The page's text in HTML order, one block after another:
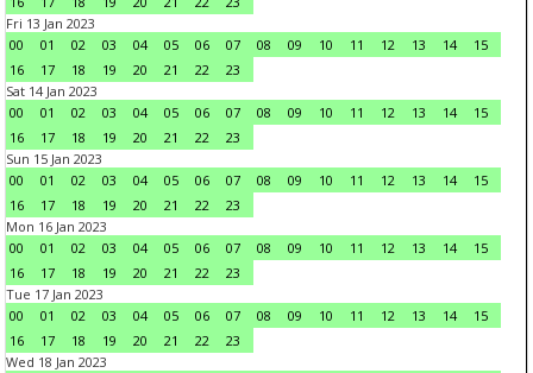
Fri 13 Jan 2023
00
01 02 03 04 05 06 07 08 09 10 11 12 13 14
15
16
17 18 19 20 21 22
23
Sat 14 Jan 2023
00
01 02 03 04 05 06 07 08 09 10 11 12 13 14
15
16
17 18 19 20 21 22
23
Sun 15 Jan 2023
00
01 02 03 04 05 06 07 08 09 10 11 12 13 14
15
16
17 18 19 20 21 22
23
Mon 16 Jan 2023
00
01 02 03 04 05 06 07 08 09 10 11 12 13 14
15
16
17 18 19 20 21 22
23
Tue 17 Jan 2023
00
01 02 03 04 05 06 07 08 09 10 11 12 13 14
15
16
17 18 19 20 21 22
23
Wed 18 Jan 2023